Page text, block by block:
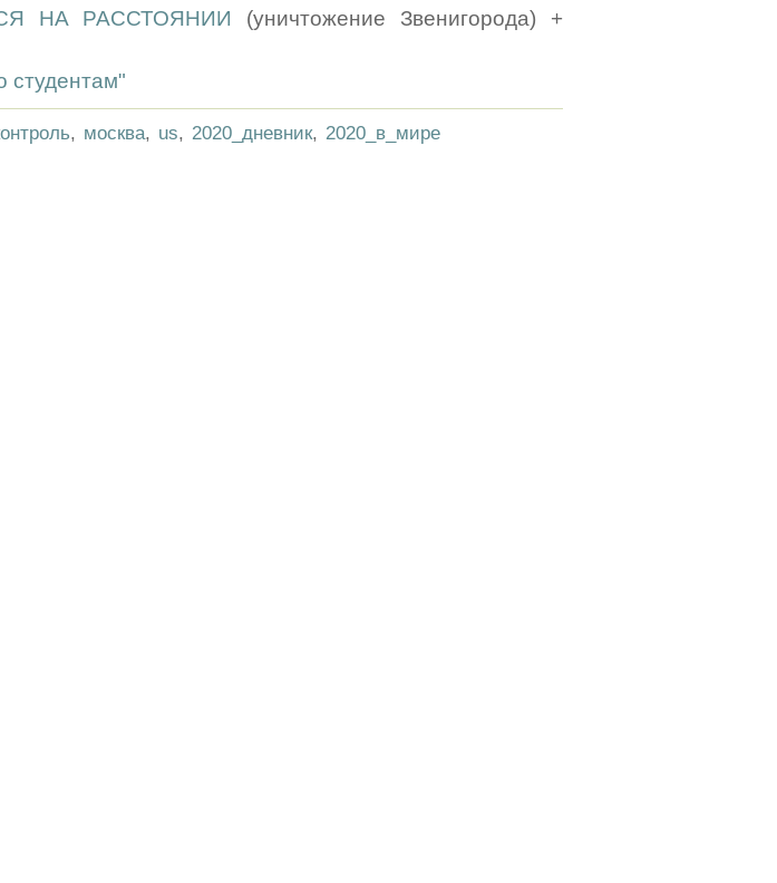
НА РАССТОЯНИИ
(уничтожение Звенигорода) +
студентам"
, москва, us, 2020_дневник, 2020_в_мире